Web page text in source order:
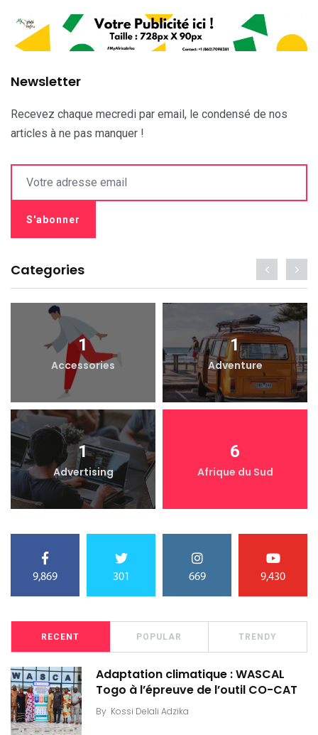
Newsletter
Recevez chaque mecredi par email, le condensé de nos
articles à ne pas manquer !
Categories
1
Accessories
1
Adventure
1
Advertising
6
Afrique du Sud
9,869 301 669 9,430
RECENT POPULAR TRENDY
Adaptation climatique : WASCAL
Togo à l’épreuve de l’outil CO-CAT
By Kossi Delali Adzika